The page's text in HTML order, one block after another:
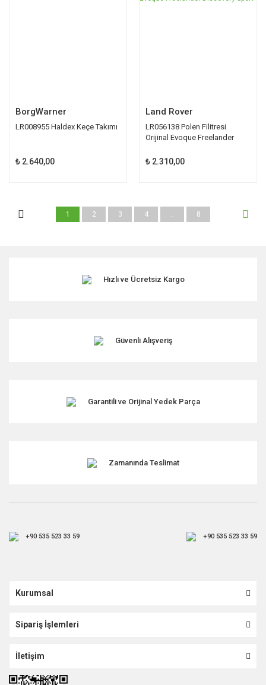
BorgWarner
LR008955 Haldex Keçe Takımı
₺ 2.640,00
Land Rover
LR056138 Polen Filitresi
Orijinal Evoque Freelander
₺ 2.310,00
1 2 3 4 8
Hızlı ve Ücretsiz Kargo
Güvenli Alışveriş
Garantili ve Orijinal Yedek Parça
Zamanında Teslimat
+90 535 523 33 59 +90 535 523 33 59
Kurumsal
Sipariş İşlemleri
İletişim